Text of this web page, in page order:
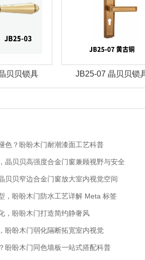
贝贝锁具 JBZ-30晶贝贝智能
色？盼盼木门耐潮漆面工艺科普
晶贝贝高强度合金门窗兼顾视野与安全
贝贝窄边合金门窗放大室内视觉空间
，盼盼木门防水工艺详解 Meta 标签
，盼盼木门打造简约静奢风
盼盼木门弱化隔断拓宽室内视觉
盼盼木门同色墙板一站式搭配科普